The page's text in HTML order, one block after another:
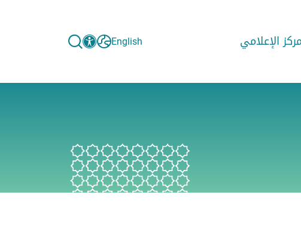
الإعلامي English